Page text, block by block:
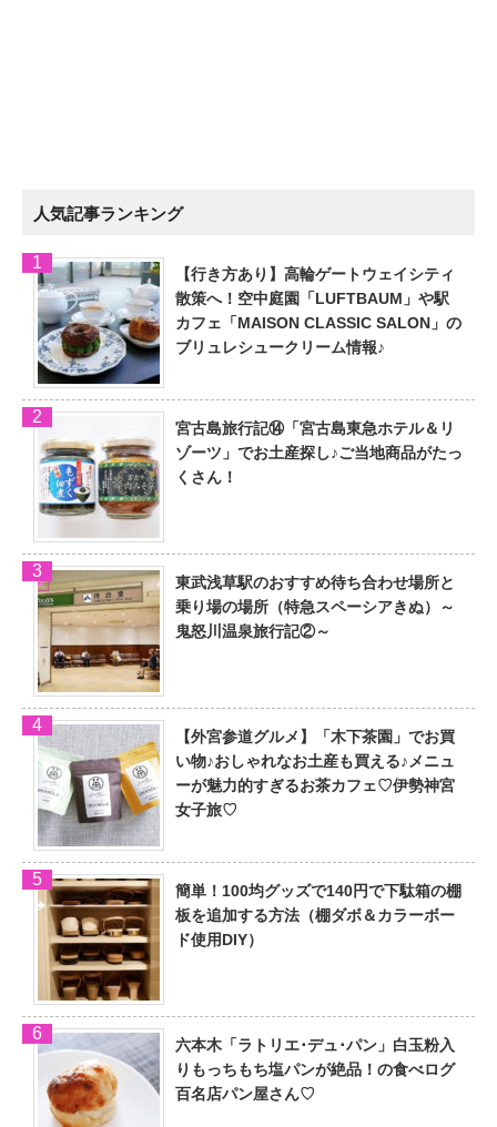
人気記事ランキング
【行き方あり】高輪ゲートウェイシティ
散策へ！空中庭園「LUFTBAUM」や駅
カフェ「MAISON CLASSIC SALON」の
ブリュレシュークリーム情報♪
宮古島旅行記⑭「宮古島東急ホテル＆リ
ゾーツ」でお土産探し♪ご当地商品がたっ
くさん！
東武浅草駅のおすすめ待ち合わせ場所と
乗り場の場所（特急スペーシアきぬ）～
鬼怒川温泉旅行記②～
【外宮参道グルメ】「木下茶園」でお買
い物♪おしゃれなお土産も買える♪メニュ
ーが魅力的すぎるお茶カフェ♡伊勢神宮
女子旅♡
簡単！100均グッズで140円で下駄箱の棚
板を追加する方法（棚ダボ＆カラーボー
ド使用DIY）
六本木「ラトリエ･デュ･パン」白玉粉入
りもっちもち塩パンが絶品！の食べログ
百名店パン屋さん♡